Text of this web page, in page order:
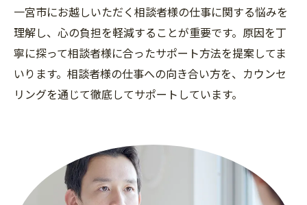
一宮市にお越しいただく相談者様の仕事に関する悩みを
理解し、心の負担を軽減することが重要です。原因を丁
寧に探って相談者様に合ったサポート方法を提案してま
いります。相談者様の仕事への向き合い方を、カウンセ
リングを通じて徹底してサポートしています。